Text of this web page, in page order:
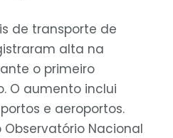
de transporte de
alta na
o primeiro
O aumento inclui
e aeroportos.
Nacional